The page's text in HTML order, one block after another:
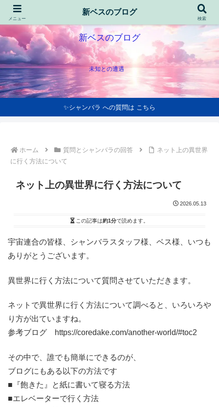
新ベスのブログ
未知との遭遇
✨シャンバラ への質問は こちら
ホーム 質問とシャンバラの回答
ネット上の異世界
に行く方法について
ネット上の異世界に行く方法について
2026.05.13
この記事は約1分で読めます。
宇宙連合の皆様、シャンバラスタッフ様、ベス様、いつも
ありがとうございます。
異世界に行く方法について質問させていただきます。
ネットで異世界に行く方法について調べると、いろいろや
り方が出ていますね。
参考ブログ https://coredake.com/another-world/#toc2
その中で、誰でも簡単にできるのが、
ブログにもある以下の方法です
■『飽きた』と紙に書いて寝る方法
■エレベーターで行く方法
メニュー
新ベスのブログ
検索